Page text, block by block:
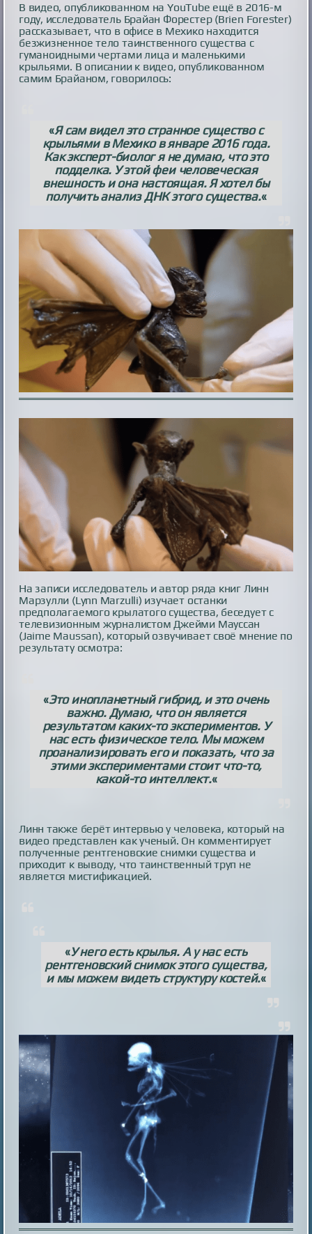
В видео, опубликованном на YouTube ещё в 2016-м
году, исследователь Брайан Форестер (Brien Forester)
рассказывает, что в офисе в Мехико находится
безжизненное тело таинственного существа с
гуманоидными чертами лица и маленькими
крыльями. В описании к видео, опубликованном
самим Брайаном, говорилось:
«Я сам видел это странное существо с
крыльями в Мехико в январе 2016 года.
Как эксперт-биолог я не думаю, что это
подделка. У этой феи человеческая
внешность и она настоящая. Я хотел бы
получить анализ ДНК этого существа.«
На записи исследователь и автор ряда книг Линн
Марзулли (Lynn Marzulli) изучает останки
предполагаемого крылатого существа, беседует с
телевизионным журналистом Джейми Мауссан
(Jaime Maussan), который озвучивает своё мнение по
результату осмотра:
«Это инопланетный гибрид, и это очень
важно. Думаю, что он является
результатом каких-то экспериментов. У
нас есть физическое тело. Мы можем
проанализировать его и показать, что за
этими экспериментами стоит что-то,
какой-то интеллект.«
Линн также берёт интервью у человека, который на
видео представлен как ученый. Он комментирует
полученные рентгеновские снимки существа и
приходит к выводу, что таинственный труп не
является мистификацией.
«У него есть крылья. А у нас есть
рентгеновский снимок этого существа,
и мы можем видеть структуру костей.«